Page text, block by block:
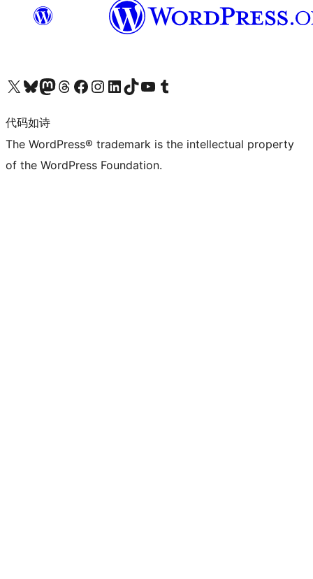
关注我们的 X（原 Twitter）账号访问我们的 Bluesky 账号关注我们的 Mastodon 账号访问我们的 Threads 账号 访问我们的 Facebook 公共主页关注我们的 Instagram 账号 关注我们的 LinkedIn 主页访问我们的 TikTok 账号访问我们的 YouTube 频道 访问我们的 Tumblr 账号
代码如诗
The WordPress® trademark is the intellectual property
of the WordPress Foundation.